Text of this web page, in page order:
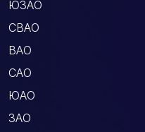
ЮЗАО
СВАО
ВАО
САО
ЮАО
ЗАО